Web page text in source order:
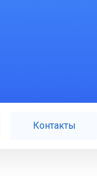
Контакты